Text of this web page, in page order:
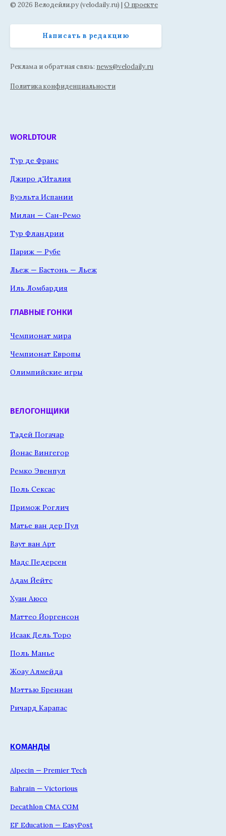
© 2026 Велодейли.ру (velodaily.ru) | О проекте
Написать в редакцию
Реклама и обратная связь: news@velodaily.ru
Политика конфиденциальности
WORLDTOUR
Тур де Франс
Джиро д'Италия
Вуэльта Испании
Милан — Сан-Ремо
Тур Фландрии
Париж — Рубе
Льеж — Бастонь — Льеж
Иль Ломбардия
ГЛАВНЫЕ ГОНКИ
Чемпионат мира
Чемпионат Европы
Олимпийские игры
ВЕЛОГОНЩИКИ
Тадей Погачар
Йонас Вингегор
Ремко Эвенпул
Поль Сексас
Примож Роглич
Матье ван дер Пул
Ваут ван Арт
Мадс Педерсен
Адам Йейтс
Хуан Аюсо
Маттео Йоргенсон
Исаак Дель Торо
Поль Манье
Жоау Алмейда
Мэттью Бреннан
Ричард Карапас
КОМАНДЫ
Alpecin — Premier Tech
Bahrain — Victorious
Decathlon CMA CGM
EF Education — EasyPost